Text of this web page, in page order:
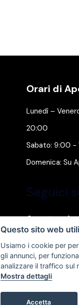
Orari di
Lunedì –
20:00
Sabato: 9:00 -
Domenica: Su
Seguici
Questo sito web
Usiamo i cookie per
gli annunci, per
analizzare il traffico sul
Mostra dettagli
Accetta